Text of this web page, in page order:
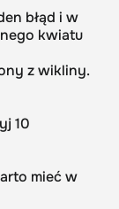
błąd i w
kwiatu
z wikliny.
10
mieć w